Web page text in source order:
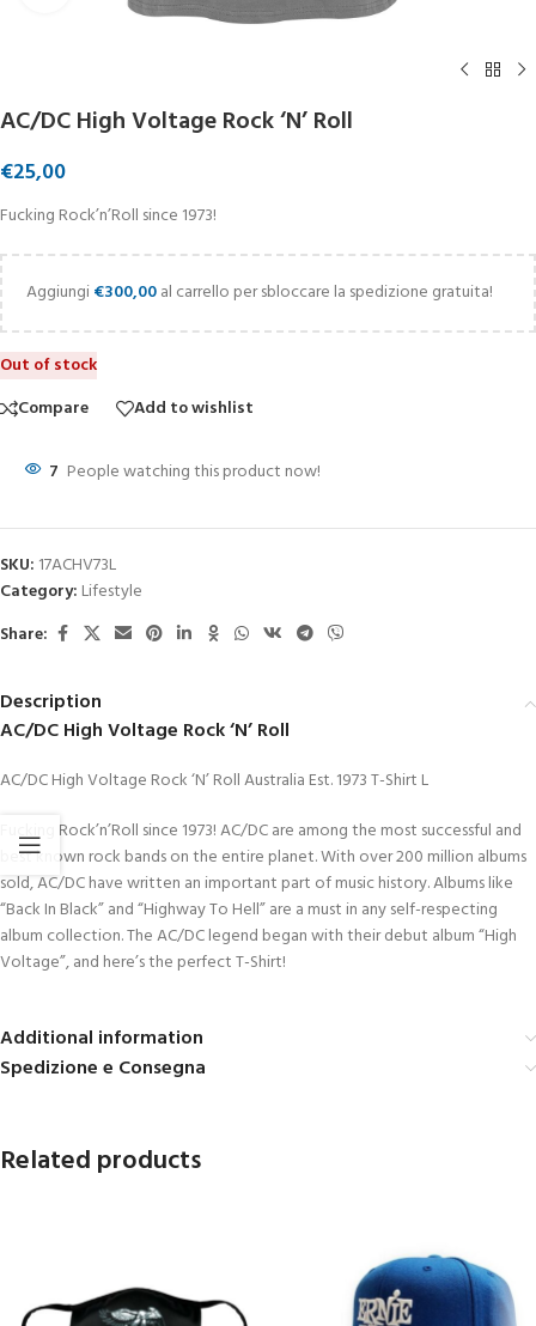
AC/DC High Voltage Rock ‘N’ Roll
€25,00
Fucking Rock’n’Roll since 1973!
Aggiungi€300,00al carrello per sbloccare la spedizione gratuita!
Out of stock
Compare
Add to wishlist
7 People watching this product now!
SKU: 17ACHV73L
Category: Lifestyle
Share:
Description
AC/DC High Voltage Rock ‘N’ Roll
AC/DC High Voltage Rock ‘N’ Roll Australia Est. 1973 T-Shirt L
Fucking Rock’n’Roll since 1973! AC/DC are among the most successful and
best known rock bands on the entire planet. With over 200 million albums
sold, AC/DC have written an important part of music history. Albums like
“Back In Black” and “Highway To Hell” are a must in any self-respecting
album collection. The AC/DC legend began with their debut album “High
Voltage”, and here’s the perfect T-Shirt!
Additional information
Spedizione e Consegna
Related products